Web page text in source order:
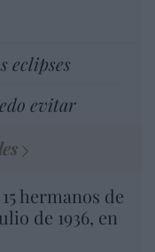
eclipses
evitar
hermanos de
de 1936, en